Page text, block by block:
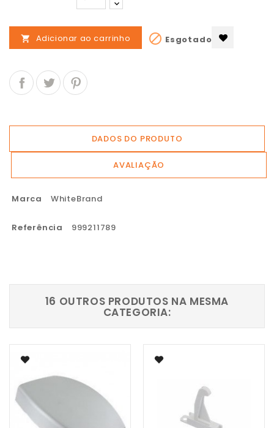
 Adicionar ao carrinho  Esgotado
DADOS DO PRODUTO
AVALIAÇÃO
Marca WhiteBrand
Referência 999211789
16 OUTROS PRODUTOS NA MESMA
CATEGORIA: